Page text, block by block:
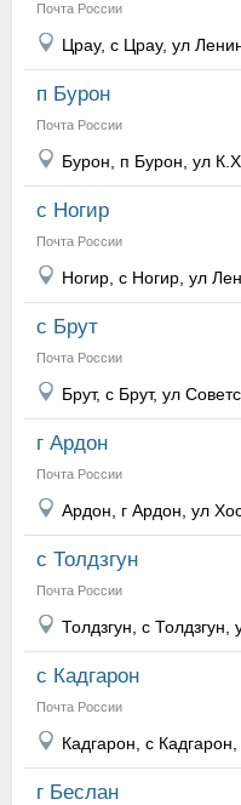
Почта России
Црау, с Црау, ул
п Бурон
Почта России
Бурон, п Бурон, ул
с Ногир
Почта России
Ногир, с Ногир, ул
с Брут
Почта России
Брут, с Брут, ул
г Ардон
Почта России
Ардон, г Ардон, ул
с Толдзгун
Почта России
Толдзгун, с Толдзгун,
с Кадгарон
Почта России
Кадгарон, с
г Беслан